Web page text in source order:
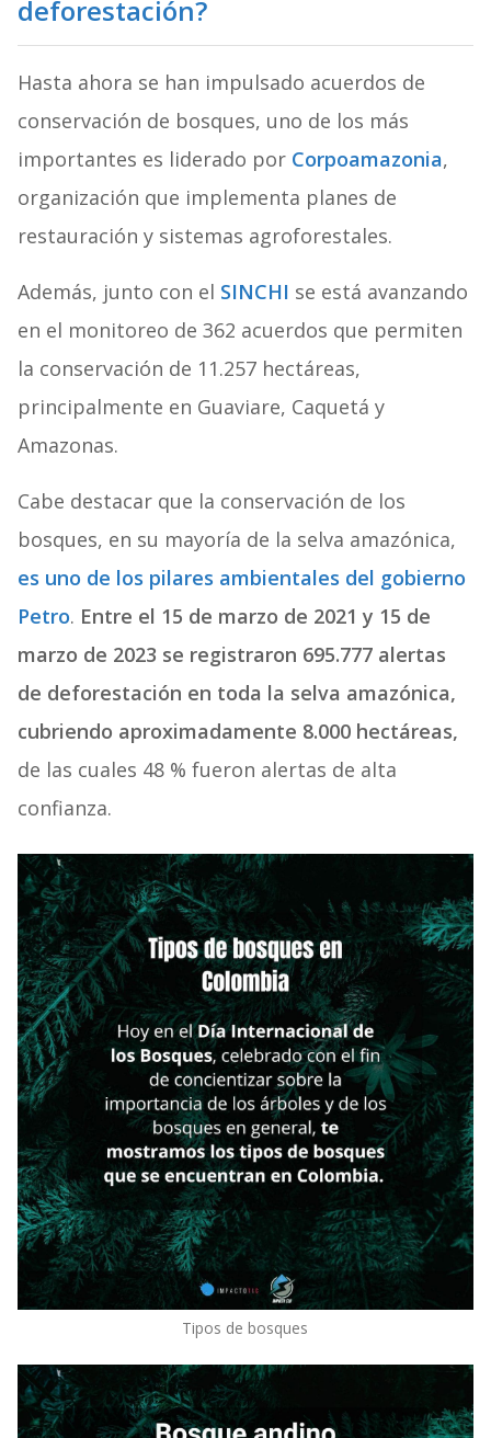
deforestación?
Hasta ahora se han impulsado acuerdos de
conservación de bosques, uno de los más
importantes es liderado por Corpoamazonia,
organización que implementa planes de
restauración y sistemas agroforestales.
Además, junto con el SINCHI se está avanzando
en el monitoreo de 362 acuerdos que permiten
la conservación de 11.257 hectáreas,
principalmente en Guaviare, Caquetá y
Amazonas.
Cabe destacar que la conservación de los
bosques, en su mayoría de la selva amazónica,
es uno de los pilares ambientales del gobierno
Petro. Entre el 15 de marzo de 2021 y 15 de
marzo de 2023 se registraron 695.777 alertas
de deforestación en toda la selva amazónica,
cubriendo aproximadamente 8.000 hectáreas,
de las cuales 48 % fueron alertas de alta
confianza.
Tipos de bosques